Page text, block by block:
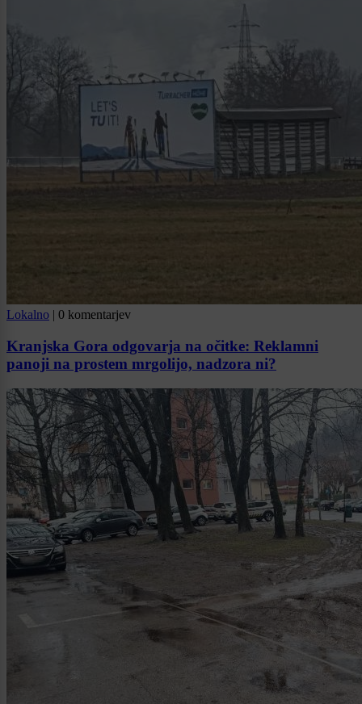
Lokalno | 0 komentarjev
Kranjska Gora odgovarja na očitke: Reklamni
panoji na prostem mrgolijo, nadzora ni?